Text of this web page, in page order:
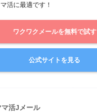
活に最適です！
ワクワクメールを無料で試す
公式サイトを見る
マ活Jメール